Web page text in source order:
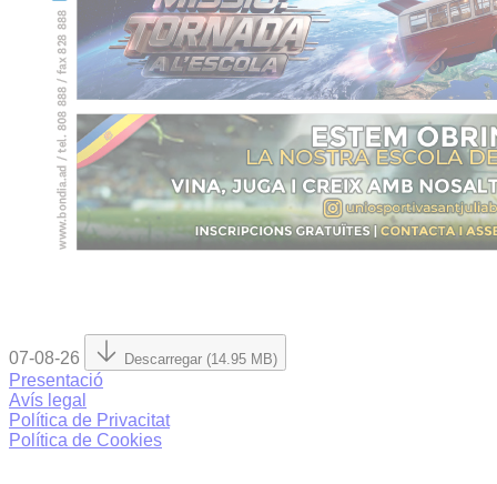
07-08-26 Descarregar (14.95 MB)
Presentació
Avís legal
Política de Privacitat
Política de Cookies